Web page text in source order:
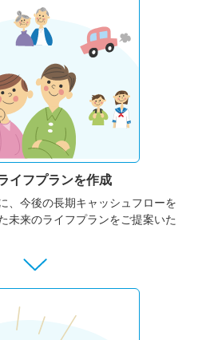
イフプランを作成
、今後の長期キャッシュフローを
未来のライフプランをご提案いた